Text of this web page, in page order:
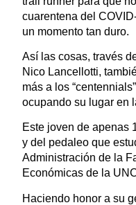
cuarentena del
un momento tan duro.
Así las cosas, través
Nico Lancellotti,
más a los
ocupando su lugar en
Este joven de apenas
y del pedaleo que
Administración de la
Económicas de la
Haciendo honor a su